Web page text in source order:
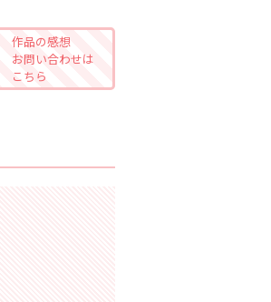
作品の感想
お問い合わせは
こちら